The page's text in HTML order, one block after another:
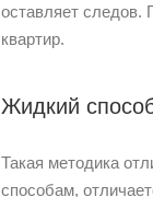
оставляет следов.
квартир.
Жидкий
Такая методика
способам,